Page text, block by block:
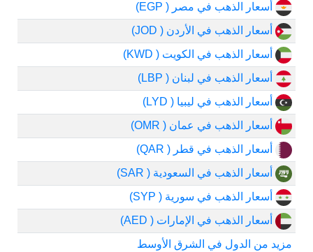
أسعار الذهب في مصر ( EGP)
أسعار الذهب في الأردن ( JOD)
أسعار الذهب في الكويت ( KWD)
أسعار الذهب في لبنان ( LBP)
أسعار الذهب في ليبيا ( LYD)
أسعار الذهب في عمان ( OMR)
أسعار الذهب في قطر ( QAR)
أسعار الذهب في السعودية ( SAR)
أسعار الذهب في سورية ( SYP)
أسعار الذهب في الإمارات ( AED)
مزيد من الدول في الشرق الأوسط